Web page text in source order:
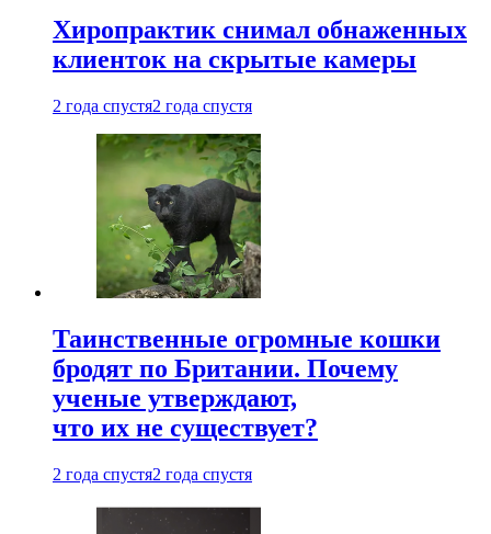
Хиропрактик снимал обнаженных
клиенток на скрытые камеры
2 года спустя2 года спустя
Таинственные огромные кошки
бродят по Британии. Почему
ученые утверждают,
что их не существует?
2 года спустя2 года спустя